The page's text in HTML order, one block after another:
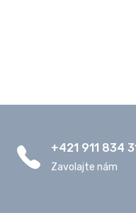
+421 911 834
Zavolajte nám